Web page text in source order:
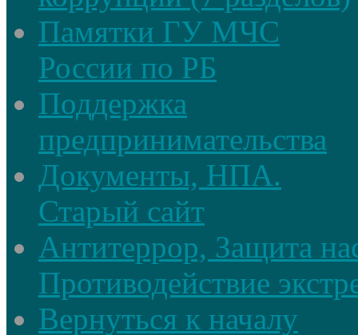
Памятки ГУ МЧС
России по РБ
Поддержка
предпринимательства
Документы, НПА.
Старый сайт
Антитеррор, Защита
Противодействие
Вернуться к началу